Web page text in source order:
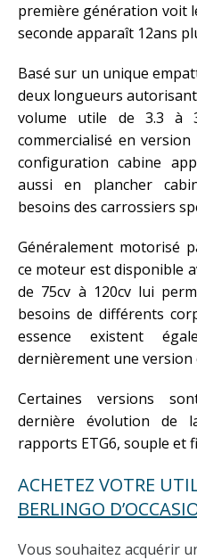
première génération voit
seconde apparaît 12ans
Basé sur un unique
deux longueurs
volume utile de 3.3 à
commercialisé en
configuration cabine
aussi en plancher
besoins des carrossiers
Généralement motorisé
ce moteur est disponible
de 75cv à 120cv lui
besoins de différents
essence existent
dernièrement une version
Certaines versions
dernière évolution de
rapports ETG6, souple et
ACHETEZ VOTRE
BERLINGO
Vous souhaitez acquérir